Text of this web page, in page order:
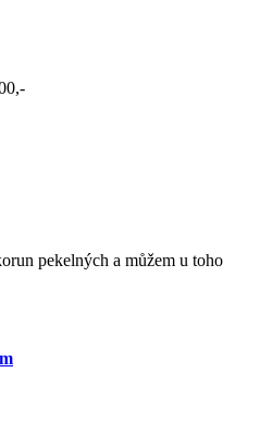
pekelných a můžem u toho